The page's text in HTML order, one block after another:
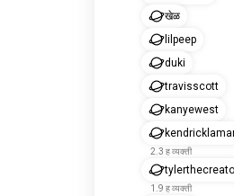
खेळ
lilpeep
duki
travisscott
kanyewest
2.3 ह व्यक्ती
1.9 ह व्यक्ती